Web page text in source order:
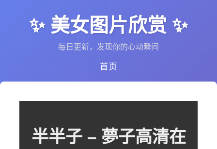
✨ 美女图片欣赏 ✨
每日更新，发现你的心动瞬间
首页
半半子 – 夢子高清在